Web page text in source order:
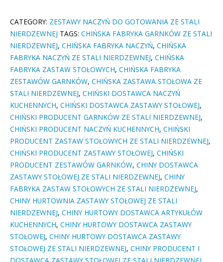
CATEGORY: ZESTAWY NACZYŃ DO GOTOWANIA ZE STALI
NIERDZEWNEJ TAGS: CHIŃSKA FABRYKA GARNKÓW ZE STALI
NIERDZEWNEJ, CHIŃSKA FABRYKA NACZYŃ, CHIŃSKA
FABRYKA NACZYŃ ZE STALI NIERDZEWNEJ, CHIŃSKA
FABRYKA ZASTAW STOŁOWYCH, CHIŃSKA FABRYKA
ZESTAWÓW GARNKÓW, CHIŃSKA ZASTAWA STOŁOWA ZE
STALI NIERDZEWNEJ, CHIŃSKI DOSTAWCA NACZYŃ
KUCHENNYCH, CHIŃSKI DOSTAWCA ZASTAWY STOŁOWEJ,
CHIŃSKI PRODUCENT GARNKÓW ZE STALI NIERDZEWNEJ,
CHIŃSKI PRODUCENT NACZYŃ KUCHENNYCH, CHIŃSKI
PRODUCENT ZASTAW STOŁOWYCH ZE STALI NIERDZEWNEJ,
CHIŃSKI PRODUCENT ZASTAWY STOŁOWEJ, CHIŃSKI
PRODUCENT ZESTAWÓW GARNKÓW, CHINY DOSTAWCA
ZASTAWY STOŁOWEJ ZE STALI NIERDZEWNEJ, CHINY
FABRYKA ZASTAW STOŁOWYCH ZE STALI NIERDZEWNEJ,
CHINY HURTOWNIA ZASTAWY STOŁOWEJ ZE STALI
NIERDZEWNEJ, CHINY HURTOWY DOSTAWCA ARTYKUŁÓW
KUCHENNYCH, CHINY HURTOWY DOSTAWCA ZASTAWY
STOŁOWEJ, CHINY HURTOWY DOSTAWCA ZASTAWY
STOŁOWEJ ZE STALI NIERDZEWNEJ, CHINY PRODUCENT I